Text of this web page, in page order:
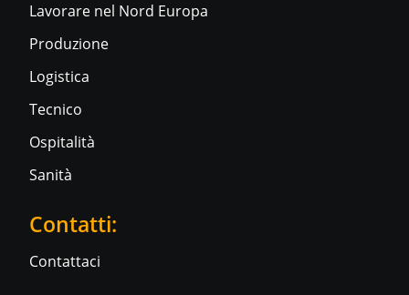
Lavorare nel Nord Europa
Produzione
Logistica
Tecnico
Ospitalità
Sanità
Contatti:
Contattaci